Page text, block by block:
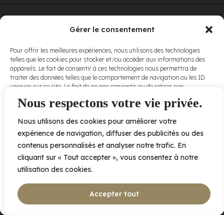
Nous respectons votre vie privée.
Nous utilisons des cookies pour améliorer votre
expérience de navigation, diffuser des publicités ou des
contenus personnalisés et analyser notre trafic. En
cliquant sur « Tout accepter », vous consentez à notre
utilisation des cookies.
Accepter tout
Gérer le consentement
Pour offrir les meilleures expériences, nous utilisons des technologies
telles que les cookies pour stocker et/ou accéder aux informations des
appareils. Le fait de consentir à ces technologies nous permettra de
traiter des données telles que le comportement de navigation ou les ID
uniques sur ce site. Le fait de ne pas consentir ou de retirer son
et fonctions.
Accepter
Refuser
conditions
d’utilisationet
nospolitiques
de
confidentialité .
2005 av. de Bois-de-Boulogne, Laval QC H7N 0J7